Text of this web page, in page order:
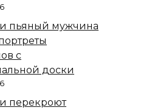
пьяный мужчина
с
доски
перекроют